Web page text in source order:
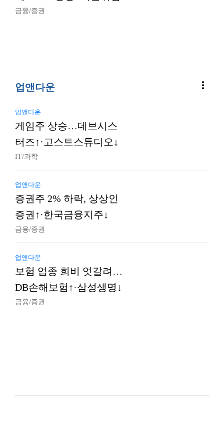
금융/증권
업앤다운 more_vert
업앤다운
게임주 상승…데브시스
터즈↑·고스트스튜디오↓
IT/과학
업앤다운
증권주 2% 하락, 상상인
증권↑·한국금융지주↓
금융/증권
업앤다운
보험 업종 희비 엇갈려…
DB손해보험↑·삼성생명↓
금융/증권